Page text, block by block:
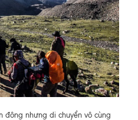
nhưng di chuyển vô cùng